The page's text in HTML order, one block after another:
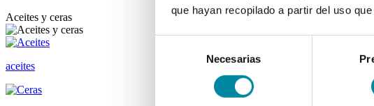
que hayan recopilado a partir del uso
consentimiento
Necesarias
Aceites y ceras
aceites